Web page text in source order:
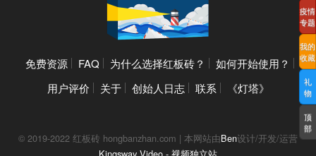
免费资源 FAQ 为什么选择红板砖？
如何开始使用？
用户评价
关于 创始人日志 联系 《灯塔》
© 2019-2022 红板砖 hongbanzhan.com | 本网站由Ben设计/开发/运营
疫情
专题
我的
收藏
礼
物
顶
部